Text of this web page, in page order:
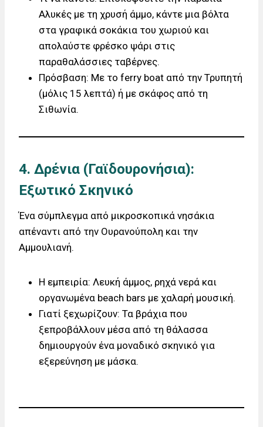
Αλυκές με τη χρυσή άμμο, κάντε μια βόλτα
στα γραφικά σοκάκια του χωριού και
απολαύστε φρέσκο ψάρι στις
παραθαλάσσιες ταβέρνες.
Πρόσβαση: Με το ferry boat από την Τρυπητή
(μόλις 15 λεπτά) ή με σκάφος από τη
Σιθωνία.
4. Δρένια (Γαϊδουρονήσια):
Εξωτικό Σκηνικό
Ένα σύμπλεγμα από μικροσκοπικά νησάκια
απέναντι από την Ουρανούπολη και την
Αμμουλιανή.
Η εμπειρία: Λευκή άμμος, ρηχά νερά και
οργανωμένα beach bars με χαλαρή μουσική.
Γιατί ξεχωρίζουν: Τα βράχια που
ξεπροβάλλουν μέσα από τη θάλασσα
δημιουργούν ένα μοναδικό σκηνικό για
εξερεύνηση με μάσκα.